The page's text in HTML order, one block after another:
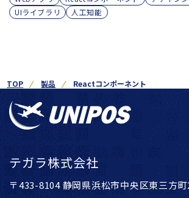
UIライブラリ
人工知能
TOP 製品 Reactコンポーネント
テガラ株式会社
〒433-8104 静岡県浜松市中央区東三方